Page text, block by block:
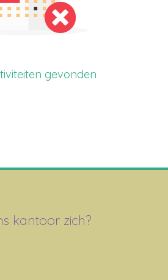
gevonden
kantoor zich?